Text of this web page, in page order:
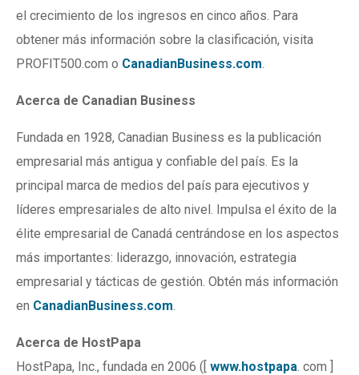
el crecimiento de los ingresos en cinco años. Para
obtener más información sobre la clasificación, visita
PROFIT500.com o CanadianBusiness.com.
Acerca de Canadian Business
Fundada en 1928, Canadian Business es la publicación
empresarial más antigua y confiable del país. Es la
principal marca de medios del país para ejecutivos y
líderes empresariales de alto nivel. Impulsa el éxito de la
élite empresarial de Canadá centrándose en los aspectos
más importantes: liderazgo, innovación, estrategia
empresarial y tácticas de gestión. Obtén más información
en CanadianBusiness.com.
Acerca de HostPapa
HostPapa, Inc., fundada en 2006 ([ www.hostpapa. com ]